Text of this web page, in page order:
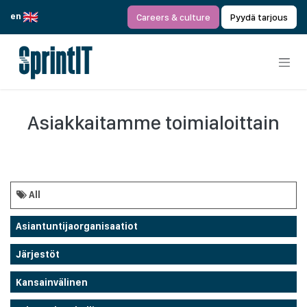
en
Careers & culture Pyydä tarjous
Asiakkaitamme toimialoittain
All
Asiantuntijaorganisaatiot
Järjestöt
Kansainvälinen